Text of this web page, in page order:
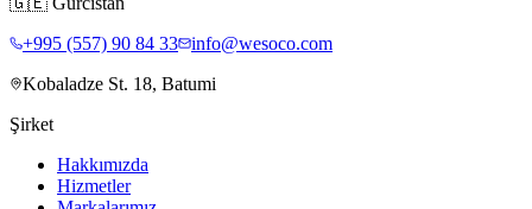
+995 (557) 90 84 33
info@wesoco.com
Kobaladze St. 18, Batumi
Şirket
Hakkımızda
Hizmetler